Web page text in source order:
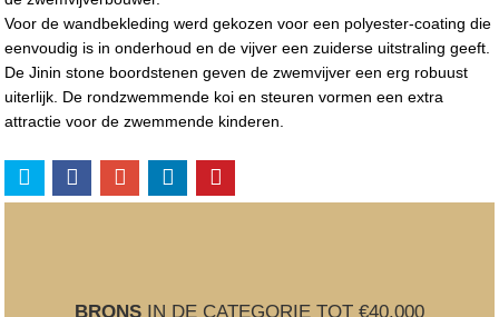
Voor de wandbekleding werd gekozen voor een polyester-coating die
eenvoudig is in onderhoud en de vijver een zuiderse uitstraling geeft.
De Jinin stone boordstenen geven de zwemvijver een erg robuust
uiterlijk. De rondzwemmende koi en steuren vormen een extra
attractie voor de zwemmende kinderen.
BRONSIN DE CATEGORIE TOT €40.000